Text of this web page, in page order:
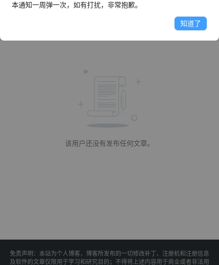
该用户还没有发布任何文章。
免责声明：本站为个人博客，博客所发布的一切修改补丁、注册机和注册信息
及软件的文章仅限用于学习和研究目的；不得将上述内容用于商业或者非法用
本通知一周弹一次，如有打扰，非常抱歉。
知道了